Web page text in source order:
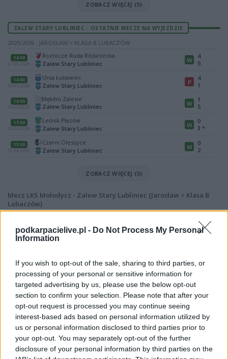
podkarpacielive.pl - Do Not Process My Personal
Information
If you wish to opt-out of the sale, sharing to third parties, or
processing of your personal or sensitive information for
targeted advertising by us, please use the below opt-out
section to confirm your selection. Please note that after your
opt-out request is processed you may continue seeing
interest-based ads based on personal information utilized by
us or personal information disclosed to third parties prior to
your opt-out. You may separately opt-out of the further
disclosure of your personal information by third parties on the
ZOBACZ WIĘCEJ (5)
ZALEW STARY LUBLINIEC - OSTATNIE MECZE NA WYJEZDZIE
2025/2026 · JAROSŁAW > KLASA B LUBACZÓW
14:00
07.06.2026
Roztocze Ruda Różaniecka
Zalew Stary Lubliniec
W
4
5
14:00
24.05.2026
Unia Łukawiec
Zalew Stary Lubliniec
P
4
1
14:00
10.05.2026
Błękitni Zalesie
Zalew Stary Lubliniec
W
1
5
17:00
25.04.2026
Leśnik Płazów
Zalew Stary Lubliniec
W
0
3 *
13:00
19.04.2026
Czarni Oleszyce
Zalew Stary Lubliniec
W
0
2
ZOBACZ WIĘCEJ (5)
Mecz LKS Mołodycz - Zalew Stary Lubliniec (Jarosław > Klasa B
Lubaczów)
zostanie w ramach Jarosław > Klasa B Lubaczów (12. kolejki - Jarosław >
Klasa B Lubaczów).
bramek, kartki, składy, statystyki i informacje o przebiegu
spotkania. To kompletne źródło danych dla kibiców i pasjonatów
lokalnej piłki nożnej. Jeżeli aktualnie nie widzisz tutaj danych z pewnością
pracujemy nad tym żeby je uzupełnić.
Wynik meczu LKS Mołodycz vs Zalew Stary Lubliniec
Po zakończeniu spotkania automatycznie publikujemyoficjalny wynik
spotkania, a także dane meczowe, jeśli są dostępne.
Pełny harmonogram rozgrywek dostępny jest tutaj:Jarosław > Klasa B
Lubaczów - terminarz.